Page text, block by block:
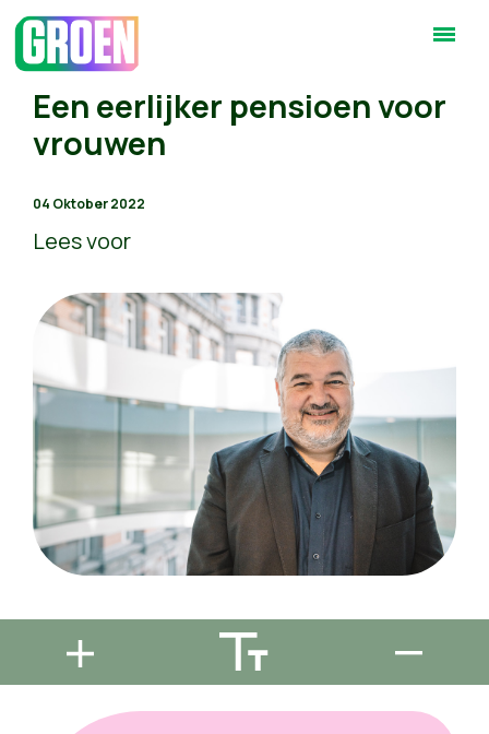
Een eerlijker pensioen voor
vrouwen
04 Oktober 2022
Lees voor